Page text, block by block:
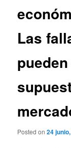
Las
Posted on24